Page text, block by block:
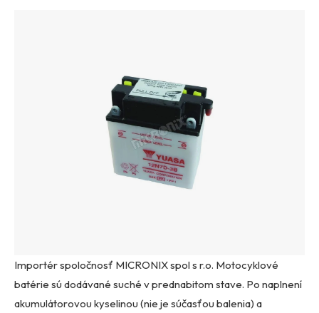
Importér spoločnosť MICRONIX spol s r.o. Motocyklové
batérie sú dodávané suché v prednabitom stave. Po naplnení
akumulátorovou kyselinou (nie je súčasťou balenia) a